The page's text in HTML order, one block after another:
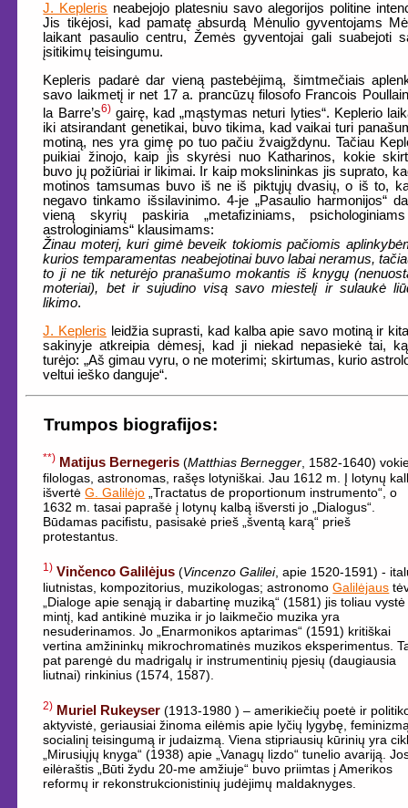
J. Kepleris neabejojo platesniu savo alegorijos politine
Jis tikėjosi, kad pamatę absurdą Mėnulio gyventojams
laikant pasaulio centru, Žemės gyventojai gali suabejoti
įsitikimų teisingumu.
Kepleris padarė dar vieną pastebėjimą, šimtmečiais
savo laikmetį ir net 17 a. prancūzų filosofo Francois
la Barre’s6)gairę, kad „mąstymas neturi lyties“. Keplerio
iki atsirandant genetikai, buvo tikima, kad vaikai turi
motiną, nes yra gimę po tuo pačiu žvaigždynu. Tačiau
puikiai žinojo, kaip jis skyrėsi nuo Katharinos, kokie
buvo jų požiūriai ir likimai. Ir kaip mokslininkas jis suprato,
motinos tamsumas buvo iš ne iš piktųjų dvasių, o iš to,
negavo tinkamo išsilavinimo. 4-je „Pasaulio harmonijos“
vieną skyrių paskiria „metafiziniams,
astrologiniams“ klausimams:
Žinau moterį, kuri gimė beveik tokiomis pačiomis
kurios temparamentas neabejotinai buvo labai neramus,
to ji ne tik neturėjo pranašumo mokantis iš knygų
moteriai), bet ir sujudino visą savo miestelį ir sulaukė
likimo.
J. Kepleris leidžia suprasti, kad kalba apie savo motiną ir
sakinyje atkreipia dėmesį, kad ji niekad nepasiekė tai,
turėjo: „Aš gimau vyru, o ne moterimi; skirtumas, kurio
veltui ieško danguje“.
Trumpos biografijos:
**) Matijus Bernegeris (Matthias Bernegger , 1582-1640)
filologas, astronomas, rašęs lotyniškai. Jau 1612 m. Į lotynų
išvertėG. Galilėjo „Tractatus de proportionum instrumento“, o
1632 m. tasai paprašė į lotynų kalbą išversti jo „Dialogus“.
Būdamas pacifistu, pasisakė prieš „šventą karą“ prieš
protestantus.
1) Vinčenco Galilėjus (Vincenzo Galilei, apie 1520-1591) -
liutnistas, kompozitorius, muzikologas; astronomoGalilėjaus
„Dialoge apie senąją ir dabartinę muziką“ (1581) jis toliau vystė
mintį, kad antikinė muzika ir jo laikmečio muzika yra
nesuderinamos. Jo „Enarmonikos aptarimas“ (1591) kritiškai
vertina amžininkų mikrochromatinės muzikos eksperimentus.
pat parengė du madrigalų ir instrumentinių pjesių (daugiausia
liutnai) rinkinius (1574, 1587).
2) Muriel Rukeyser (1913-1980 ) – amerikiečių poetė ir
aktyvistė, geriausiai žinoma eilėmis apie lyčių lygybę,
socialinį teisingumą ir judaizmą. Viena stipriausių kūrinių yra
„Mirusiųjų knyga“ (1938) apie „Vanagų lizdo“ tunelio avariją.
eilėraštis „Būti žydu 20-me amžiuje“ buvo priimtas į Amerikos
reformų ir rekonstrukcionistinių judėjimų maldaknyges.